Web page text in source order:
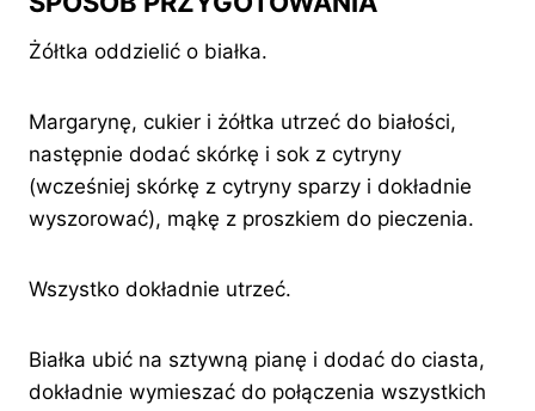
Żółtka oddzielić o białka.
Margarynę, cukier i żółtka utrzeć do białości,
następnie dodać skórkę i sok z cytryny
(wcześniej skórkę z cytryny sparzy i dokładnie
wyszorować), mąkę z proszkiem do pieczenia.
Wszystko dokładnie utrzeć.
Białka ubić na sztywną pianę i dodać do ciasta,
dokładnie wymieszać do połączenia wszystkich